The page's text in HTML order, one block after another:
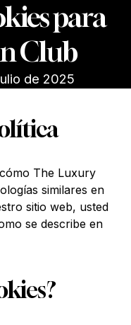
para
Club
de 2025
The Luxury
similares en
sitio web, usted
se describe en